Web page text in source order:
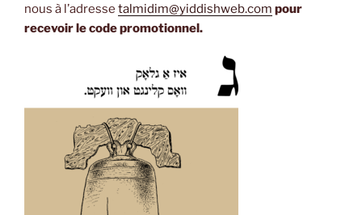
nous à l’adresse talmidim@yiddishweb.com pour
recevoir le code promotionnel.